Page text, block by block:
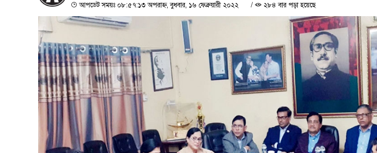
আপডেট সময়ঃ ০৮:৫৭:১৩ অপরাহ্ন, বুধবার, ১৬ ফেব্রুয়ারী ২০২২ / ২৮৪ বার পড়া হয়েছে